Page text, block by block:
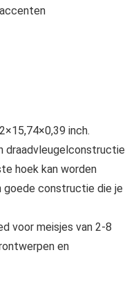
inch.
draadvleugelconstructie
hoek kan worden
goede constructie die je
voor meisjes van 2-8
en